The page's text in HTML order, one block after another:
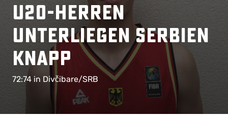
U20-Herren
unterliegen Serbien
knapp
72:74 in Divčibare/SRB